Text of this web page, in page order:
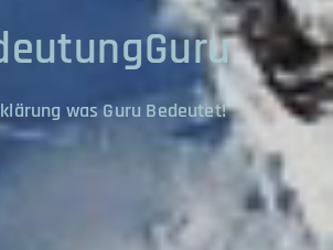
was Guru Bedeutet!